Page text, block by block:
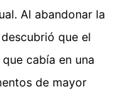
Al abandonar la
que el
cabía en una
de mayor